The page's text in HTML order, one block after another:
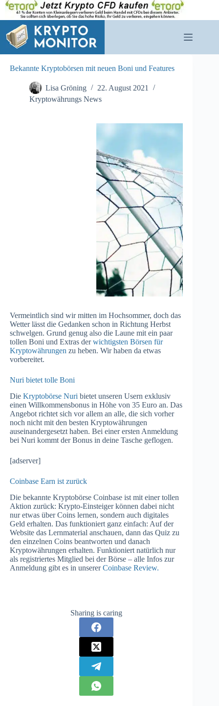
Zum
Inhalt
springen
Bekannte Kryptobörsen mit neuen Boni und Features
Lisa Gröning
22. August 2021
Kryptowährungs News
Vermeintlich sind wir mitten im Hochsommer, doch das
Wetter lässt die Gedanken schon in Richtung Herbst
schwelgen. Grund genug also die Laune mit ein paar
tollen Boni und Extras derwichtigsten Börsen für
Kryptowährungen zu heben. Wir haben da etwas
vorbereitet.
Nuri bietet tolle Boni
Die Kryptobörse Nuri bietet unseren Usern exklusiv
einen Willkommensbonus in Höhe von 35 Euro an. Das
Angebot richtet sich vor allem an alle, die sich vorher
noch nicht mit den besten Kryptowährungen
auseinandergesetzt haben. Bei einer ersten Anmeldung
bei Nuri kommt der Bonus in deine Tasche geflogen.
[adserver]
Coinbase Earn ist zurück
Die bekannte Kryptobörse Coinbase ist mit einer tollen
Aktion zurück: Krypto-Einsteiger können dabei nicht
nur etwas über Coins lernen, sondern auch digitales
Geld erhalten. Das funktioniert ganz einfach: Auf der
Website das Lernmaterial anschauen, dann das Quiz zu
den einzelnen Coins beantworten und danach
Kryptowährungen erhalten. Funktioniert natürlich nur
als registriertes Mitglied bei der Börse – alle Infos zur
Anmeldung gibt es in unsererCoinbase Review.
Sharing is caring